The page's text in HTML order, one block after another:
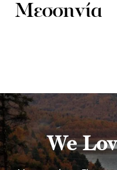
Μεσσηνία
We